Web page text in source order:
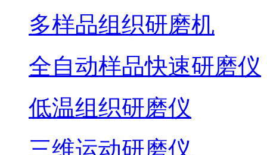
多样品组织研磨机
全自动样品快速研磨仪
低温组织研磨仪
三维运动研磨仪